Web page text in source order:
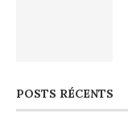
POSTS RÉCENTS